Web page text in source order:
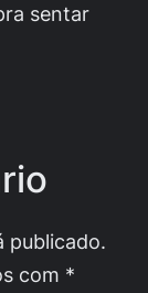
sentar
publicado.
com *